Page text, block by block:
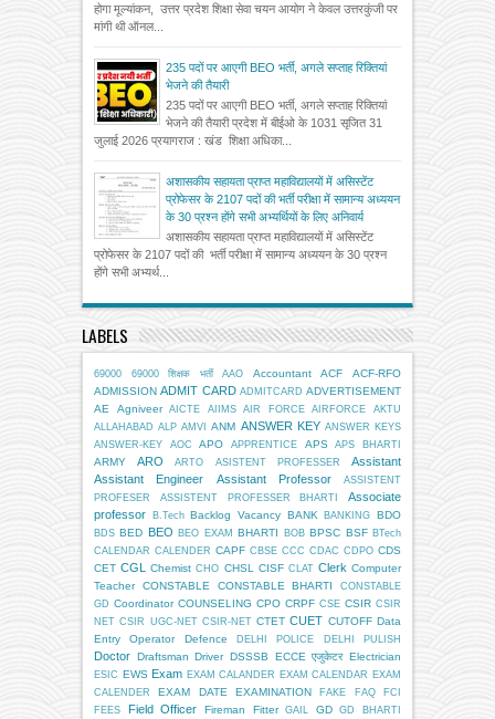
होगा मूल्यांकन, उत्तर प्रदेश शिक्षा सेवा चयन आयोग ने केवल उत्तरकुंजी पर
मांगी थी ऑनल...
235 पदों पर आएगी BEO भर्ती, अगले सप्ताह रिक्तियां
भेजने की तैयारी
235 पदों पर आएगी BEO भर्ती, अगले सप्ताह रिक्तियां
भेजने की तैयारी प्रदेश में बीईओ के 1031 सृजित 31
जुलाई 2026 प्रयागराज : खंड शिक्षा अधिका...
अशासकीय सहायता प्राप्त महाविद्यालयों में असिस्टेंट
प्रोफेसर के 2107 पदों की भर्ती परीक्षा में सामान्य अध्ययन
के 30 प्रश्न होंगे सभी अभ्यर्थियों के लिए अनिवार्य
अशासकीय सहायता प्राप्त महाविद्यालयों में असिस्टेंट
प्रोफेसर के 2107 पदों की भर्ती परीक्षा में सामान्य अध्ययन के 30 प्रश्न
होंगे सभी अभ्यर्थ...
LABELS
69000 69000 शिक्षक भर्ती AAO Accountant ACF
ACF-RFO
ADMISSION ADMIT CARD ADMITCARD ADVERTISEMENT
AE
Agniveer AICTE AIIMS AIR FORCE AIRFORCE
AKTU
ALLAHABAD ALP AMVI ANM ANSWER KEY ANSWER KEYS
ANSWER-KEY
AOC APO APPRENTICE APS APS BHARTI
ARMY ARO ARTO ASISTENT PROFESSER
Assistant
Assistant Engineer
Assistant Professor
ASSISTENT
PROFESER
ASSISTENT PROFESSER BHARTI
Associate
professor
B.Tech Backlog Vacancy BANK BANKING BDO
BDS BED BEO BEO EXAM BHARTI BOB BPSC BSF BTech
CALENDAR CALENDER CAPF CBSE CCC CDAC CDPO CDS
CET CGL Chemist CHO CHSL CISF CLAT Clerk Computer
Teacher
CONSTABLE CONSTABLE BHARTI
CONSTABLE
GD Coordinator COUNSELING CPO CRPF CSE CSIR CSIR
NET CSIR UGC-NET CSIR-NET CTET CUET CUTOFF Data
Entry Operator
Defence DELHI POLICE DELHI PULISH
Doctor Draftsman Driver DSSSB ECCE एजुकेटर Electrician
ESIC EWS Exam EXAM CALANDER EXAM CALENDAR EXAM
CALENDER
EXAM DATE EXAMINATION FAKE FAQ
FCI
FEES
Field Officer Fireman Fitter GAIL GD GD BHARTI